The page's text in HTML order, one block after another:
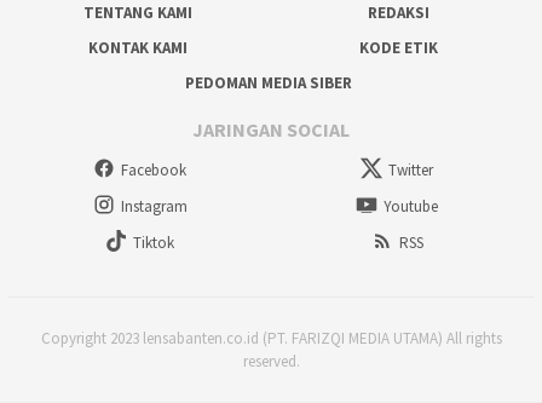
TENTANG KAMI
REDAKSI
KONTAK KAMI
KODE ETIK
PEDOMAN MEDIA SIBER
JARINGAN SOCIAL
Facebook
Twitter
Instagram
Youtube
Tiktok
RSS
Copyright 2023 lensabanten.co.id (PT. FARIZQI MEDIA UTAMA) All rights
reserved.